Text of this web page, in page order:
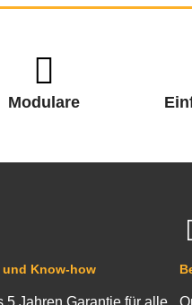
Modulare
Know-how